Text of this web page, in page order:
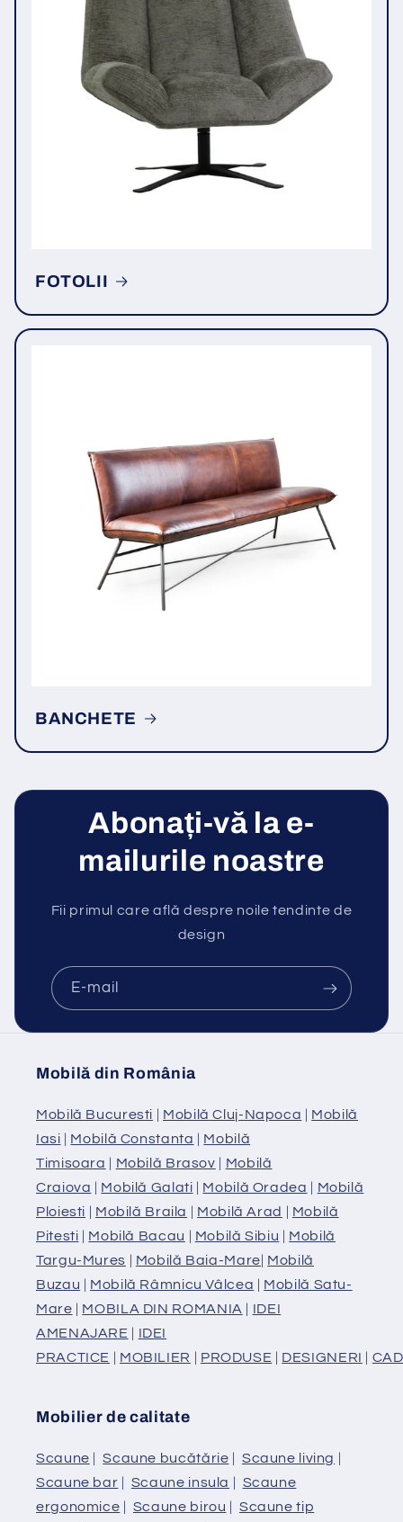
FOTOLII
BANCHETE
Abonați-vă la e-
mailurile noastre
Fii primul care află despre noile tendinte de
design
E-mail
Mobilă din România
Mobilă Bucuresti | Mobilă Cluj-Napoca | Mobilă
Iasi | Mobilă Constanta | Mobilă
Timisoara | Mobilă Brasov | Mobilă
Craiova | Mobilă Galati | Mobilă Oradea | Mobilă
Ploiesti | Mobilă Braila | Mobilă Arad | Mobilă
Pitesti | Mobilă Bacau | Mobilă Sibiu | Mobilă
Targu-Mures | Mobilă Baia-Mare| Mobilă
Buzau | Mobilă Râmnicu Vâlcea | Mobilă Satu-
Mare | MOBILA DIN ROMANIA | IDEI
AMENAJARE | IDEI
PRACTICE | MOBILIER | PRODUSE | DESIGNERI |
Mobilier de calitate
Scaune |Scaune bucătărie | Scaune living |
Scaune bar | Scaune insula | Scaune
ergonomice | Scaune birou | Scaune tip